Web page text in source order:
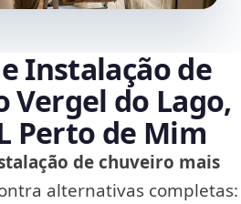
Instalação de
Vergel do Lago,
Perto de Mim
de chuveiro mais
alternativas completas: